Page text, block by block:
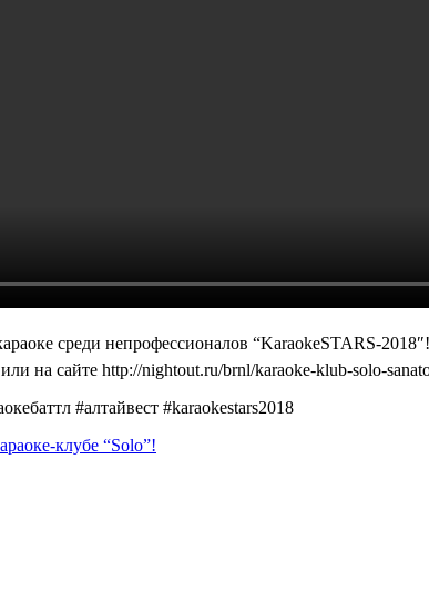
среди непрофессионалов “KaraokeSTARS-
на сайте http://nightout.ru/brnl/karaoke-klub-solo-
#алтайвест #karaokestars2018
клубе “Solo”!